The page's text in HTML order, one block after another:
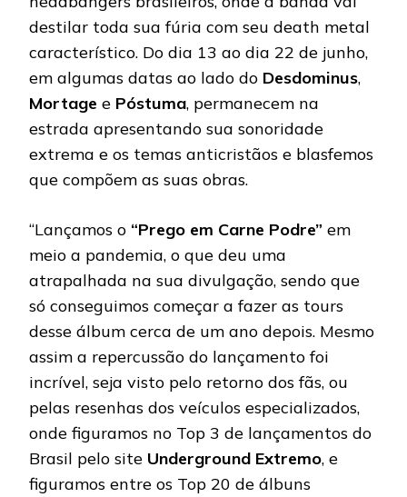
destilar toda sua fúria com seu death metal
característico. Do dia 13 ao dia 22 de junho,
em algumas datas ao lado do Desdominus,
Mortage e Póstuma, permanecem na
estrada apresentando sua sonoridade
extrema e os temas anticristãos e blasfemos
que compõem as suas obras.
“Lançamos o “Prego em Carne Podre” em
meio a pandemia, o que deu uma
atrapalhada na sua divulgação, sendo que
só conseguimos começar a fazer as tours
desse álbum cerca de um ano depois. Mesmo
assim a repercussão do lançamento foi
incrível, seja visto pelo retorno dos fãs, ou
pelas resenhas dos veículos especializados,
onde figuramos no Top 3 de lançamentos do
Brasil pelo site Underground Extremo, e
figuramos entre os Top 20 de álbuns